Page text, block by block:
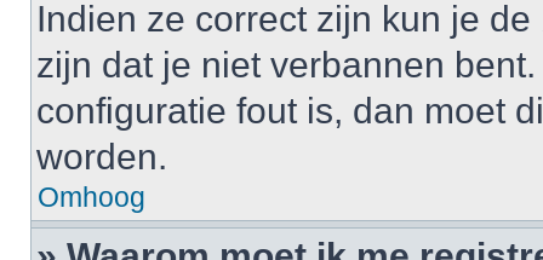
Indien ze correct zijn kun je
zijn dat je niet verbannen
configuratie fout is, dan moet
worden.
Omhoog